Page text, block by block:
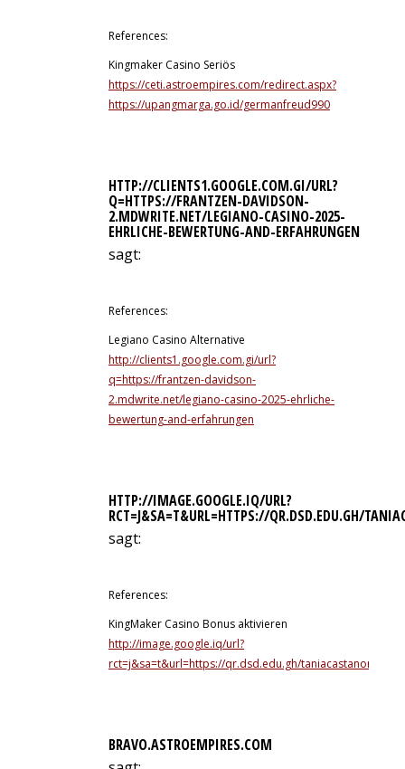
References:
Kingmaker Casino Seriös
https://ceti.astroempires.com/redirect.aspx?
https://upangmarga.go.id/germanfreud990
HTTP://CLIENTS1.GOOGLE.COM.GI/URL?
Q=HTTPS://FRANTZEN-DAVIDSON-
2.MDWRITE.NET/LEGIANO-CASINO-2025-
EHRLICHE-BEWERTUNG-AND-ERFAHRUNGEN
sagt:
References:
Legiano Casino Alternative
http://clients1.google.com.gi/url?
q=https://frantzen-davidson-
2.mdwrite.net/legiano-casino-2025-ehrliche-
bewertung-and-erfahrungen
HTTP://IMAGE.GOOGLE.IQ/URL?
RCT=J&SA=T&URL=HTTPS://QR.DSD.EDU.GH/
sagt:
References:
KingMaker Casino Bonus aktivieren
http://image.google.iq/url?
rct=j&sa=t&url=https://qr.dsd.edu.gh/taniacastanon
BRAVO.ASTROEMPIRES.COM